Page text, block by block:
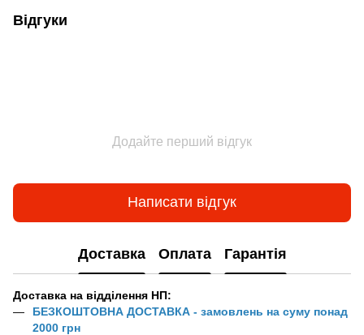
Відгуки
Додайте перший відгук
Написати відгук
Доставка Оплата Гарантія
Доставка на відділення НП:
БЕЗКОШТОВНА ДОСТАВКА - замовлень на суму понад
2000 грн